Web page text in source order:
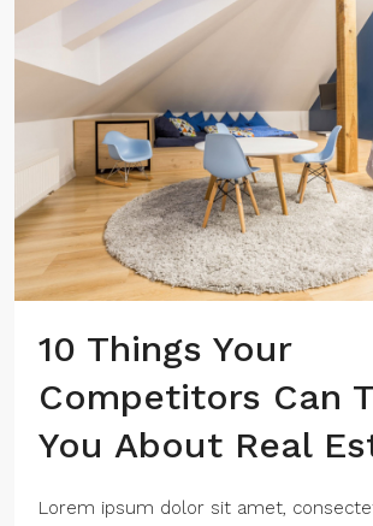
10 Things Your
Competitors Can
You About Real
Lorem ipsum dolor sit amet,